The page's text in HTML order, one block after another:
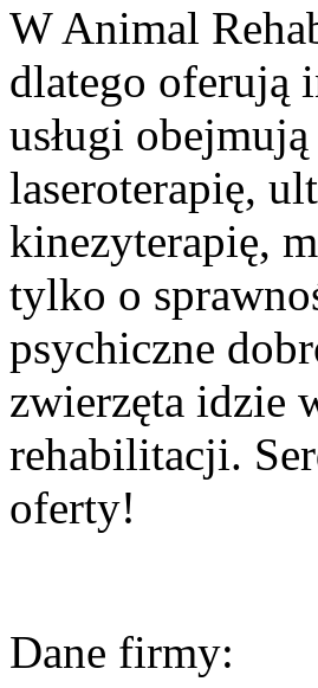
W Animal
dlatego oferują
usługi
laseroterapię,
kinezyterapię,
tylko o
psychiczne
zwierzęta idzie
rehabilitacji.
oferty!
Dane firmy: